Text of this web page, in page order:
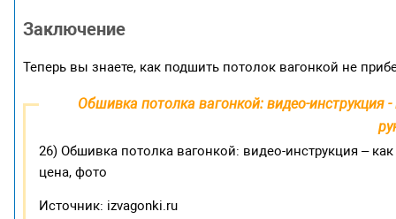
Заключение
Теперь вы знаете, как подшить потолок вагонкой не
Обшивка потолка вагонкой: видео-
26) Обшивка потолка вагонкой: видео-инструкция –
цена, фото
Источник: izvagonki.ru